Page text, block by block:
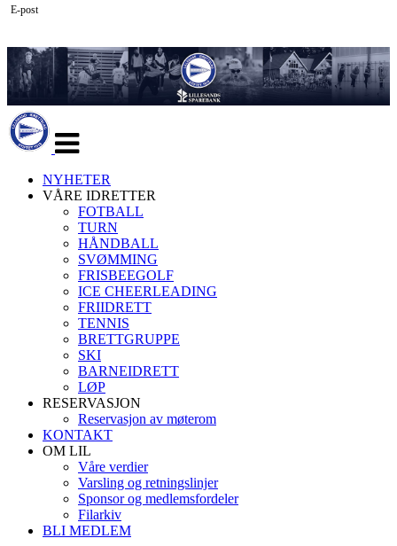
navigasjon
NYHETER
VÅRE IDRETTER
FOTBALL
TURN
HÅNDBALL
SVØMMING
FRISBEEGOLF
ICE CHEERLEADING
FRIIDRETT
TENNIS
BRETTGRUPPE
SKI
BARNEIDRETT
LØP
RESERVASJON
Reservasjon av møterom
KONTAKT
OM LIL
Våre verdier
Varsling og retningslinjer
Sponsor og medlemsfordeler
Filarkiv
BLI MEDLEM
E-post